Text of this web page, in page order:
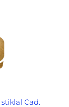
Cad.